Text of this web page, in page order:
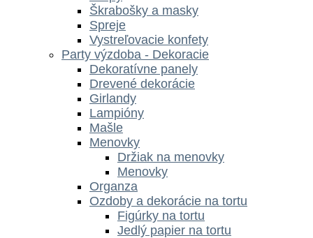
Škrabošky a masky
Spreje
Vystreľovacie konfety
Party výzdoba - Dekoracie
Dekoratívne panely
Drevené dekorácie
Girlandy
Lampióny
Mašle
Menovky
Držiak na menovky
Menovky
Organza
Ozdoby a dekorácie na tortu
Figúrky na tortu
Jedlý papier na tortu